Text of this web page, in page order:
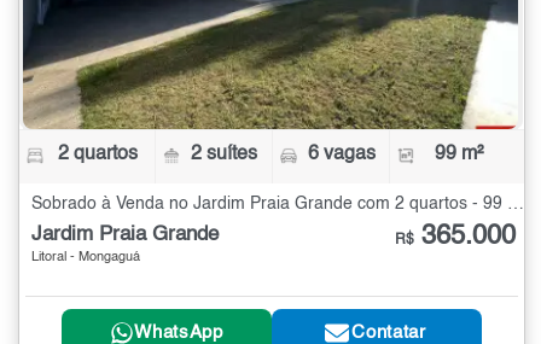
2 quartos 2 suítes 6 vagas 99 m²
Sobrado à Venda no Jardim Praia Grande com 2 quartos - 99 m²
Jardim Praia Grande
Litoral - Mongaguá
R$ 365.000
WhatsApp Contatar